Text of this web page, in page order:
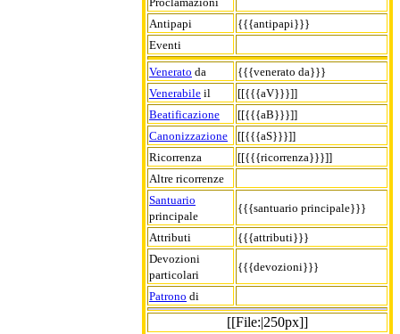
Antipapi
{{{antipapi}}}
Eventi
Venerato da
{{{venerato da}}}
Venerabile il
[[{{{aV}}}]]
Beatificazione
[[{{{aB}}}]]
Canonizzazione
[[{{{aS}}}]]
Ricorrenza
[[{{{ricorrenza}}}]]
Altre ricorrenze
Santuario
principale
{{{santuario principale}}}
Attributi
{{{attributi}}}
Devozioni
particolari
{{{devozioni}}}
Patrono di
[[File:|250px]]